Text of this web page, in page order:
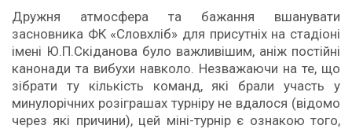
Дружня атмосфера та бажання вшанувати
засновника ФК «Словхліб» для присутніх на стадіоні
імені Ю.П.Скіданова було важливішим, аніж постійні
канонади та вибухи навколо. Незважаючи на те, що
зібрати ту кількість команд, які брали участь у
минулорічних розіграшах турніру не вдалося (відомо
через які причини), цей міні-турнір є ознакою того,